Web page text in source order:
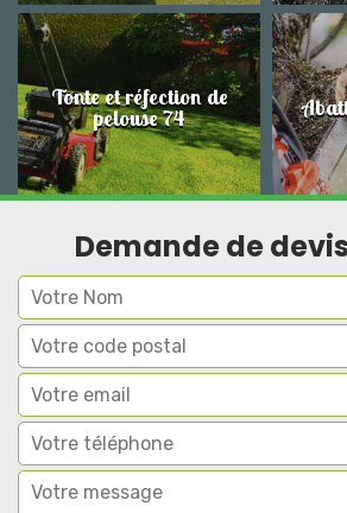
Tonte et réfection de
pelouse 74
Demande de